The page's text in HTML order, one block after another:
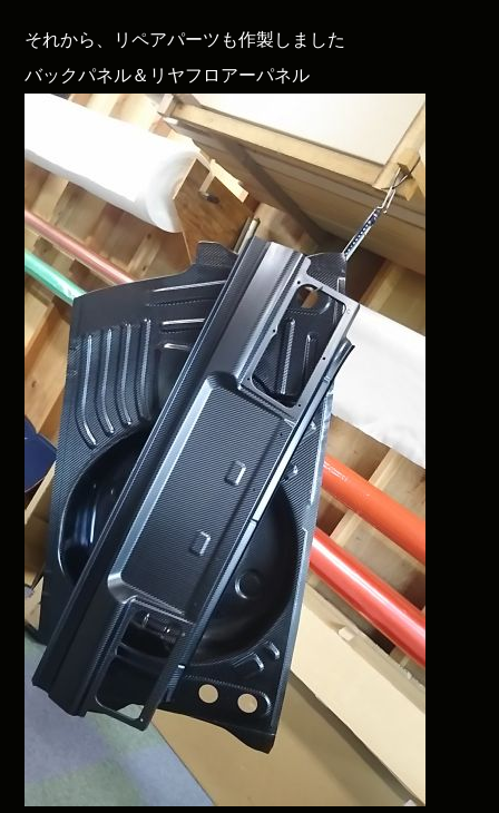
それから、リペアパーツも作製しました
バックパネル＆リヤフロアーパネル